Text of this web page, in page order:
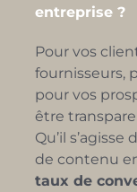
entreprise ?
Pour vos
fournisseurs,
pour vos
être
Qu’il
de contenu
taux de